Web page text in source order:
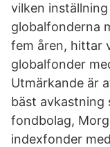
vilken
globalfonderna
fem åren, hittar
globalfonder
Utmärkande är
bäst avkastning
fondbolag,
indexfonder